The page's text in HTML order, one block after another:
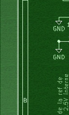
15
dans
26
24
en